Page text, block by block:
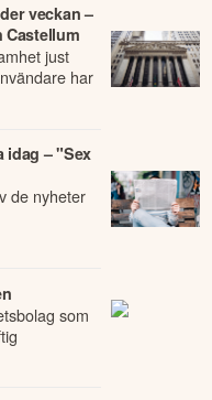
veckan –
Castellum
just
har
idag – "Sex
de nyheter
som